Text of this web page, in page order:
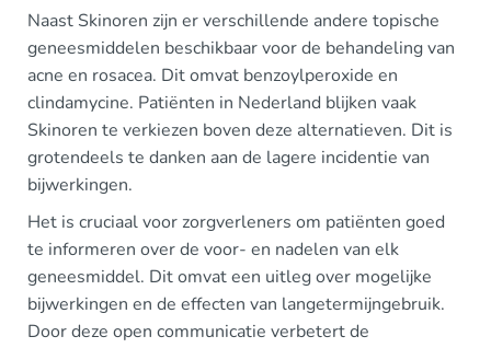
Naast Skinoren zijn er verschillende andere topische
geneesmiddelen beschikbaar voor de behandeling van
acne en rosacea. Dit omvat benzoylperoxide en
clindamycine. Patiënten in Nederland blijken vaak
Skinoren te verkiezen boven deze alternatieven. Dit is
grotendeels te danken aan de lagere incidentie van
bijwerkingen.
Het is cruciaal voor zorgverleners om patiënten goed
te informeren over de voor- en nadelen van elk
geneesmiddel. Dit omvat een uitleg over mogelijke
bijwerkingen en de effecten van langetermijngebruik.
Door deze open communicatie verbetert de